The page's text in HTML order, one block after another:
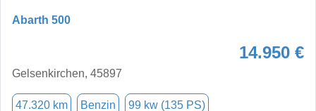
Abarth 500
14.950 €
Gelsenkirchen, 45897
47.320 km Benzin 99 kw (135 PS)